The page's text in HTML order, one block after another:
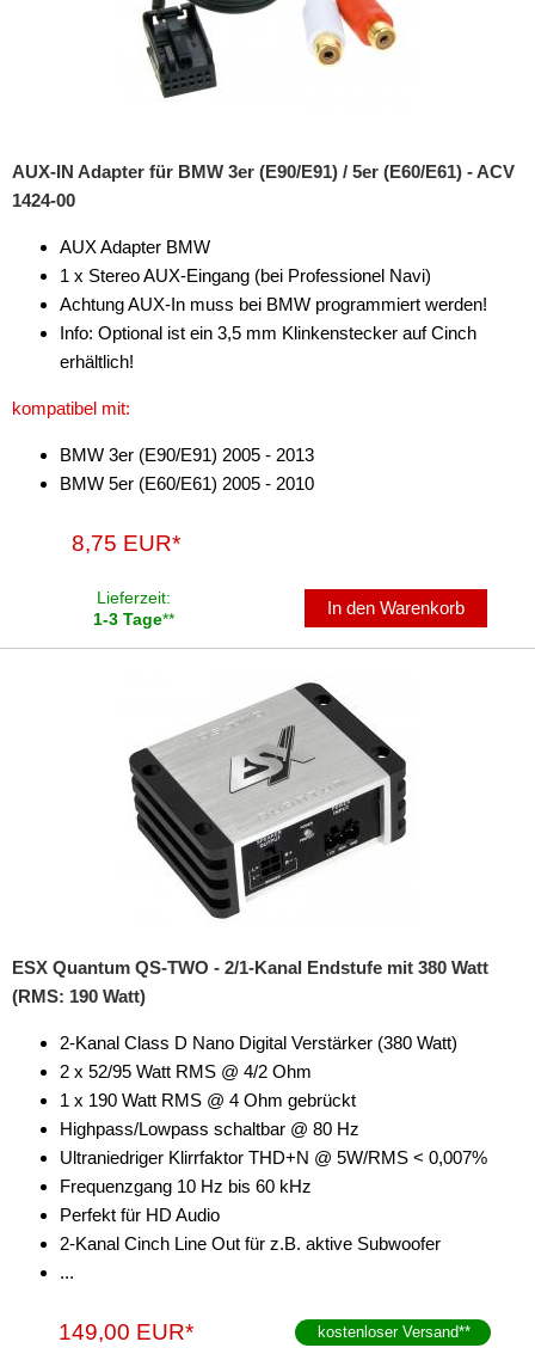
AUX-IN Adapter für BMW 3er (E90/E91) / 5er (E60/E61) - ACV
1424-00
AUX Adapter BMW
1 x Stereo AUX-Eingang (bei Professionel Navi)
Achtung AUX-In muss bei BMW programmiert werden!
Info: Optional ist ein 3,5 mm Klinkenstecker auf Cinch
erhältlich!
kompatibel mit:
BMW 3er (E90/E91) 2005 - 2013
BMW 5er (E60/E61) 2005 - 2010
8,75 EUR*
Lieferzeit:
1-3 Tage**
In den Warenkorb
ESX Quantum QS-TWO - 2/1-Kanal Endstufe mit 380 Watt
(RMS: 190 Watt)
2-Kanal Class D Nano Digital Verstärker (380 Watt)
2 x 52/95 Watt RMS @ 4/2 Ohm
1 x 190 Watt RMS @ 4 Ohm gebrückt
Highpass/Lowpass schaltbar @ 80 Hz
Ultraniedriger Klirrfaktor THD+N @ 5W/RMS < 0,007%
Frequenzgang 10 Hz bis 60 kHz
Perfekt für HD Audio
2-Kanal Cinch Line Out für z.B. aktive Subwoofer
...
149,00 EUR* kostenloser Versand**